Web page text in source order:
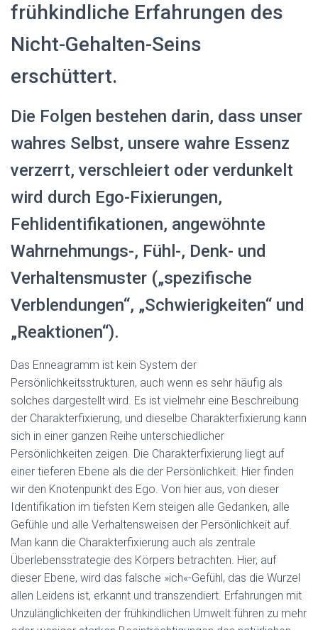
frühkindliche Erfahrungen des
Nicht-Gehalten-Seins
erschüttert.
Die Folgen bestehen darin, dass unser
wahres Selbst, unsere wahre Essenz
verzerrt, verschleiert oder verdunkelt
wird durch Ego-Fixierungen,
Fehlidentifikationen, angewöhnte
Wahrnehmungs-, Fühl-, Denk- und
Verhaltensmuster („spezifische
Verblendungen“, „Schwierigkeiten“ und
„Reaktionen“).
Das Enneagramm ist kein System der
Persönlichkeitsstrukturen, auch wenn es sehr häufig als
solches dargestellt wird. Es ist vielmehr eine Beschreibung
der Charakterfixierung, und dieselbe Charakterfixierung kann
sich in einer ganzen Reihe unterschiedlicher
Persönlichkeiten zeigen. Die Charakterfixierung liegt auf
einer tieferen Ebene als die der Persönlichkeit. Hier finden
wir den Knotenpunkt des Ego. Von hier aus, von dieser
Identifikation im tiefsten Kern steigen alle Gedanken, alle
Gefühle und alle Verhaltensweisen der Persönlichkeit auf.
Man kann die Charakterfixierung auch als zentrale
Überlebensstrategie des Körpers betrachten. Hier, auf
dieser Ebene, wird das falsche »ich«-Gefühl, das die Wurzel
allen Leidens ist, erkannt und transzendiert. Erfahrungen mit
Unzulänglichkeiten der frühkindlichen Umwelt führen zu mehr